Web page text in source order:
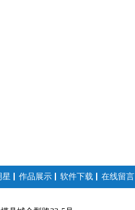
星 作品展示 软件下载 在线留言